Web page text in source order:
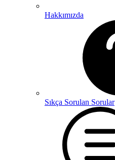
Hakkımızda
Sıkça Sorulan Sorular